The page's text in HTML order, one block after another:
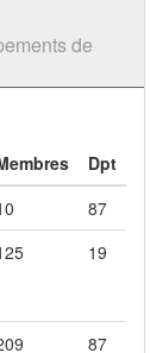
de
Dpt
87
19
87